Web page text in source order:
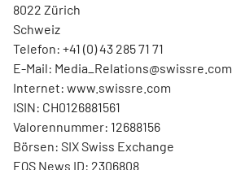
8022 Zürich
Schweiz
Telefon: +41 (0) 43 285 71 71
E-Mail: Media_Relations@swissre.com
Internet: www.swissre.com
ISIN: CH0126881561
Valorennummer: 12688156
Börsen: SIX Swiss Exchange
EQS News ID: 2306808